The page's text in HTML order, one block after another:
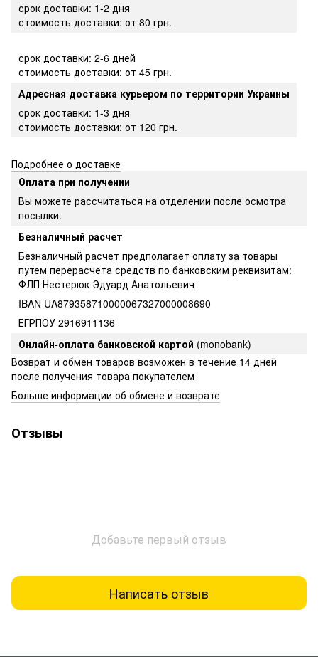
срок доставки: 1-2 дня
стоимость доставки: от 80 грн.
срок доставки: 2-6 дней
стоимость доставки: от 45 грн.
Адресная доставка курьером по территории Украины
срок доставки: 1-3 дня
стоимость доставки: от 120 грн.
Подробнее о доставке
Оплата при получении
Вы можете рассчитаться на отделении после осмотра
посылки.
Безналичный расчет
Безналичный расчет предполагает оплату за товары
путем перерасчета средств по банковским реквизитам:
ФЛП Нестерюк Эдуард Анатольевич
IBAN UA879358710000067327000008690
ЕГРПОУ 2916911136
Онлайн-оплата банковской картой (monobank)
Возврат и обмен товаров возможен в течение 14 дней
после получения товара покупателем
Больше информации об обмене и возврате
Отзывы
Добавьте первый отзыв
Написать отзыв